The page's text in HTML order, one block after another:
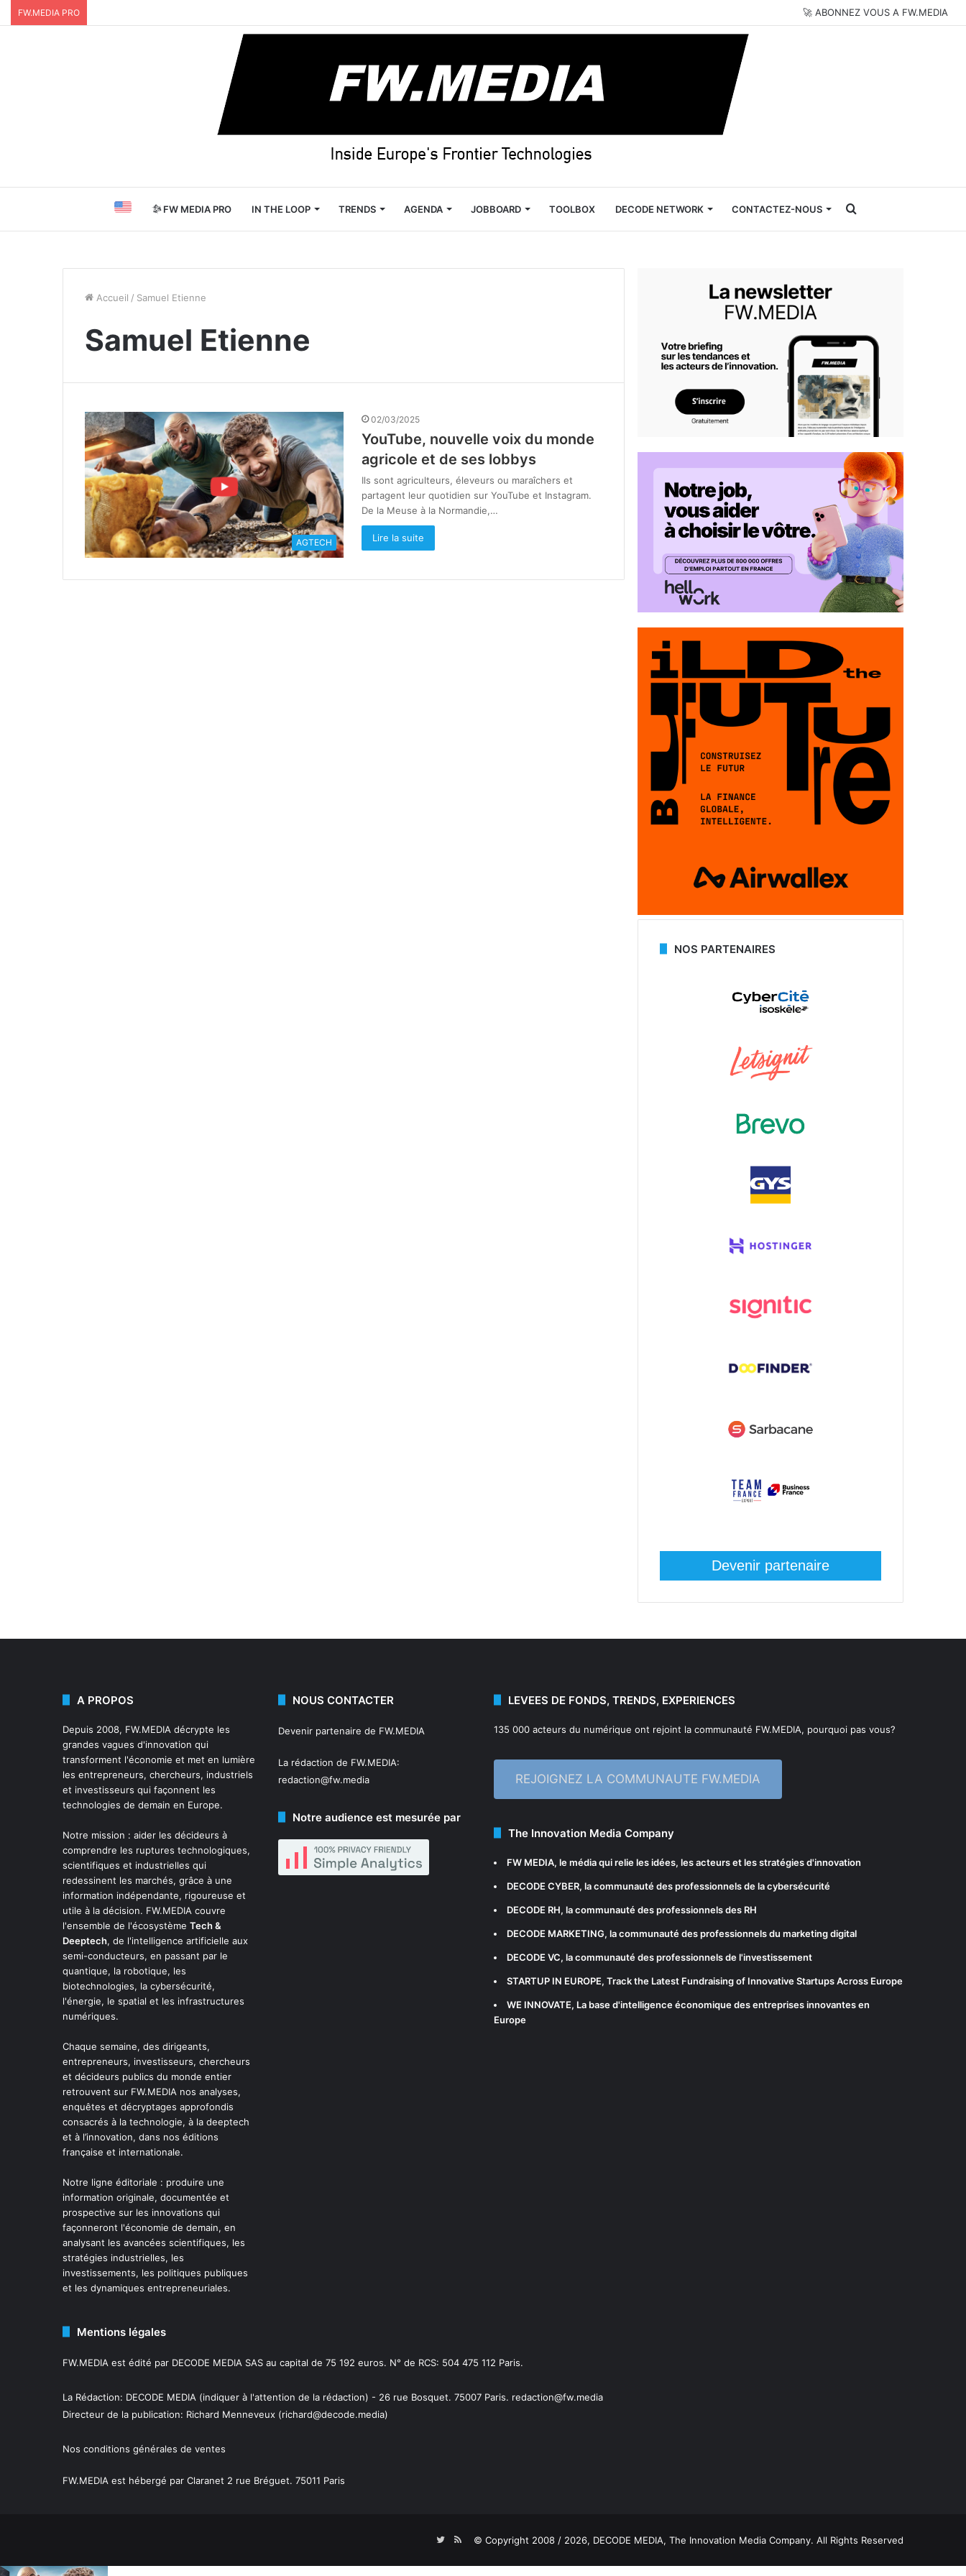
FW.MEDIA PRO 🚀 ABONNEZ VOUS A FW.MEDIA
FW MEDIA PRO IN THE LOOP TRENDS AGENDA JOBBOARD TOOLBOX DECODE NETWORK CONTACTEZ-NOUS Rechercher
Accueil / Samuel Etienne
Samuel Etienne
AGTECH
02/03/2025
YouTube, nouvelle voix du monde
agricole et de ses lobbys
Ils sont agriculteurs, éleveurs ou maraîchers et
partagent leur quotidien sur YouTube et Instagram.
De la Meuse à la Normandie,…
Lire la suite
NOS PARTENAIRES
Devenir partenaire
A PROPOS
Depuis 2008, FW.MEDIA décrypte les
grandes vagues d'innovation qui
transforment l'économie et met en lumière
les entrepreneurs, chercheurs, industriels
et investisseurs qui façonnent les
technologies de demain en Europe.
Notre mission : aider les décideurs à
comprendre les ruptures technologiques,
scientifiques et industrielles qui
redessinent les marchés, grâce à une
information indépendante, rigoureuse et
utile à la décision. FW.MEDIA couvre
l'ensemble de l'écosystème Tech &
Deeptech, de l'intelligence artificielle aux
semi-conducteurs, en passant par le
quantique, la robotique, les
biotechnologies, la cybersécurité,
l'énergie, le spatial et les infrastructures
numériques.
Chaque semaine, des dirigeants,
entrepreneurs, investisseurs, chercheurs
et décideurs publics du monde entier
retrouvent sur FW.MEDIA nos analyses,
enquêtes et décryptages approfondis
consacrés à la technologie, à la deeptech
et à l’innovation, dans nos éditions
française et internationale.
Notre ligne éditoriale : produire une
information originale, documentée et
prospective sur les innovations qui
façonneront l'économie de demain, en
analysant les avancées scientifiques, les
stratégies industrielles, les
investissements, les politiques publiques
et les dynamiques entrepreneuriales.
NOUS CONTACTER
Devenir partenaire de FW.MEDIA
La rédaction de FW.MEDIA:
redaction@fw.media
Notre audience est mesurée par
LEVEES DE FONDS, TRENDS, EXPERIENCES
135 000 acteurs du numérique ont rejoint la communauté FW.MEDIA, pourquoi pas vous?
REJOIGNEZ LA COMMUNAUTE FW.MEDIA
The Innovation Media Company
FW MEDIA, le média qui relie les idées, les acteurs et les stratégies d'innovation
DECODE CYBER, la communauté des professionnels de la cybersécurité
DECODE RH, la communauté des professionnels des RH
DECODE MARKETING, la communauté des professionnels du marketing digital
DECODE VC, la communauté des professionnels de l'investissement
STARTUP IN EUROPE, Track the Latest Fundraising of Innovative Startups Across Europe
WE INNOVATE, La base d'intelligence économique des entreprises innovantes en
Europe
Mentions légales
FW.MEDIA est édité par DECODE MEDIA SAS au capital de 75 192 euros. N° de RCS: 504 475 112 Paris.
La Rédaction: DECODE MEDIA (indiquer à l'attention de la rédaction) - 26 rue Bosquet. 75007 Paris. redaction@fw.media
Directeur de la publication: Richard Menneveux (richard@decode.media)
Nos conditions générales de ventes
FW.MEDIA est hébergé par Claranet 2 rue Bréguet. 75011 Paris
© Copyright 2008 / 2026, DECODE MEDIA, The Innovation Media Company. All Rights Reserved
Twitter
RSS